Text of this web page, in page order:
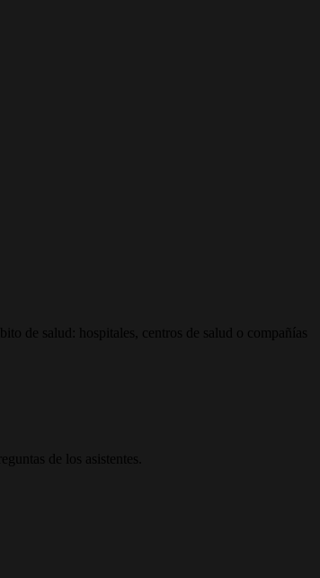
de salud: hospitales, centros de salud o compañías
de los asistentes.